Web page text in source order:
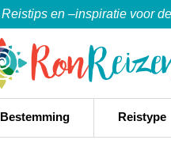
Reistips en –inspiratie voor
Bestemming Reistype